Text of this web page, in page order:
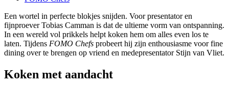
Een wortel in perfecte blokjes snijden. Voor presentator en
fijnproever Tobias Camman is dat de ultieme vorm van ontspanning.
In een wereld vol prikkels helpt koken hem om alles even los te
laten. Tijdens FOMO Chefs probeert hij zijn enthousiasme voor fine
dining over te brengen op vriend en medepresentator Stijn van Vliet.
Koken met aandacht